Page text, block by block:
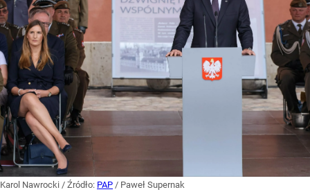
Karol Nawrocki / Źródło: PAP / Paweł Supernak